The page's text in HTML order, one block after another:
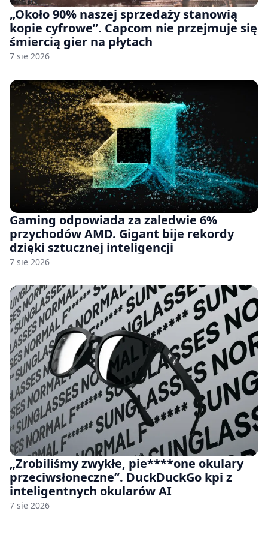
„Około 90% naszej sprzedaży stanowią
kopie cyfrowe”. Capcom nie przejmuje się
śmiercią gier na płytach
7 sie 2026
Gaming odpowiada za zaledwie 6%
przychodów AMD. Gigant bije rekordy
dzięki sztucznej inteligencji
7 sie 2026
„Zrobiliśmy zwykłe, pie****one okulary
przeciwsłoneczne”. DuckDuckGo kpi z
inteligentnych okularów AI
7 sie 2026